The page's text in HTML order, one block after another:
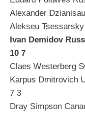
Alexander
Alekseu
Ivan Demidov
10 7
Claes Westerberg
Karpus Dmitrovich
7 3
Dray Simpson